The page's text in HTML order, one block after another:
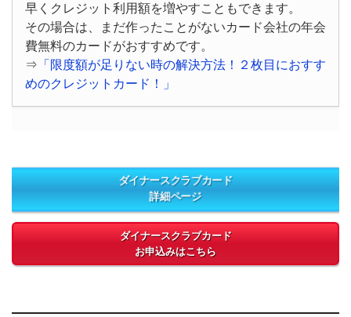
早くクレジット利用額を増やすこともできます。
その場合は、まだ作ったことがないカード会社の年会
費無料のカードがおすすめです。
⇒ 「限度額が足りない時の解決方法！２枚目におすす
めのクレジットカード！」
ダイナースクラブカード
詳細ページ
ダイナースクラブカード
お申込みはこちら